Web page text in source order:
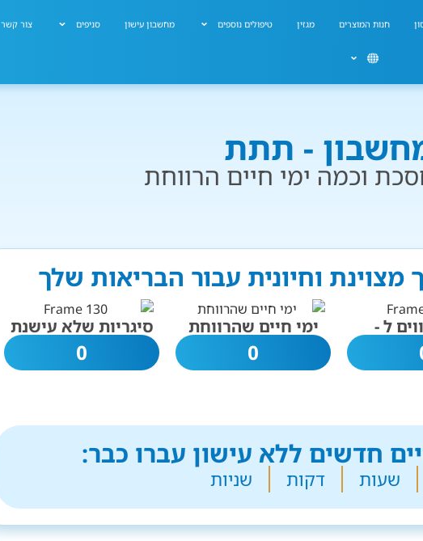
חנות המוצרים מגזין טיפולים נוספים מחשבון עישון סניפים צור קשר
- תתת
וכמה ימי חיים הרווחת
וחיונית עבור הבריאות שלך
ל - ימי חיים שהרווחת
0
סיגריות שלא עישנת
0
חדשים ללא עישון עברו כבר:
שעות דקות שניות